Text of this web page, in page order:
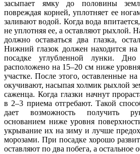
засыпает ямку до половины
повреждая корней, уплотняет ее
заливают водой. Когда вода
не уплотняя ее, а оставляют рыхлой.
должно оставаться два глазка,
Нижний глазок должен находится
посадке углубленной лунки.
расположено на 15–20 см ниже
участке. После этого, оставленные на
окучивают, насыпая холмик рыхлой
саженца. Когда глазки начнут
в 2–3 приема отгребают. Такой
дает возможность получить
основанием ниже уровня
укрывание их на зиму и лучше
морозами. При посадке хорошо
оставляют по два побега, а остальное